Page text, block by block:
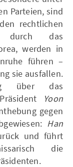
Parteien, sind
rechtlichen
durch das
werden in
führen –
sie ausfallen.
über das
Yoon
gegen
Han
und führt
die